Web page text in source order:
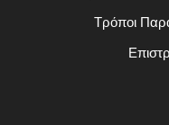
Τρόποι